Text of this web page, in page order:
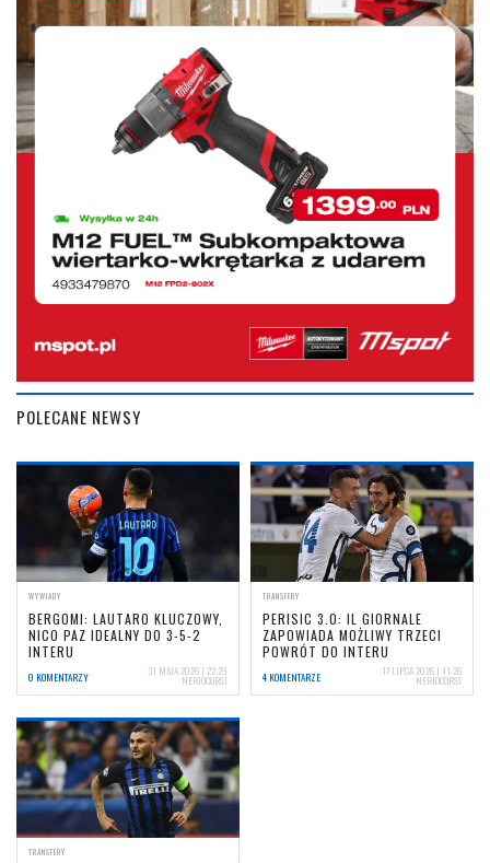
POLECANE NEWSY
WYWIADY
BERGOMI: LAUTARO KLUCZOWY,
NICO PAZ IDEALNY DO 3-5-2
INTERU
0 KOMENTARZY 31 MAJA 2026 | 22:29
NERIOCORSI
TRANSFERY
PERISIC 3.0: IL GIORNALE
ZAPOWIADA MOŻLIWY TRZECI
POWRÓT DO INTERU
4 KOMENTARZE 17 LIPCA 2026 | 11:26
NERIOCORSI
TRANSFERY